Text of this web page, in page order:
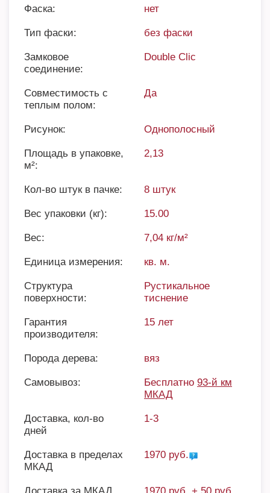
Фаска: нет
Тип фаски: без фаски
Замковое
соединение:
Double Clic
Совместимость с
теплым полом:
Да
Рисунок: Однополосный
Площадь в упаковке,
м²:
2,13
Кол-во штук в пачке: 8 штук
Вес упаковки (кг): 15.00
Вес: 7,04 кг/м²
Единица измерения: кв. м.
Структура
поверхности:
Рустикальное
тиснение
Гарантия
производителя:
15 лет
Порода дерева: вяз
Самовывоз: Бесплатно 93-й км
МКАД
Доставка, кол-во
дней
1-3
Доставка в пределах
МКАД
1970 руб.